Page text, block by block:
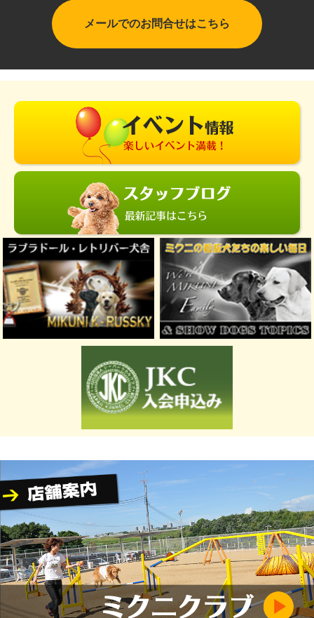
メールでのお問合せはこちら